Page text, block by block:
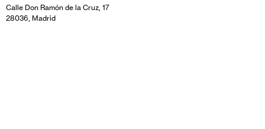
Calle Don Ramón de la Cruz, 17
28036, Madrid